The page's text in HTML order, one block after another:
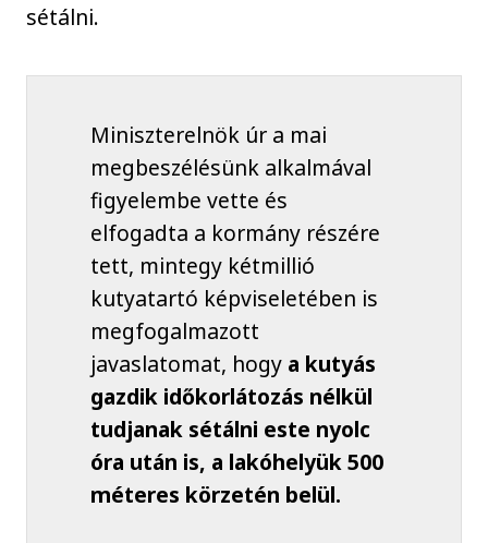
sétálni.
Miniszterelnök úr a mai
megbeszélésünk alkalmával
figyelembe vette és
elfogadta a kormány részére
tett, mintegy kétmillió
kutyatartó képviseletében is
megfogalmazott
javaslatomat, hogy a kutyás
gazdik időkorlátozás nélkül
tudjanak sétálni este nyolc
óra után is, a lakóhelyük 500
méteres körzetén belül.